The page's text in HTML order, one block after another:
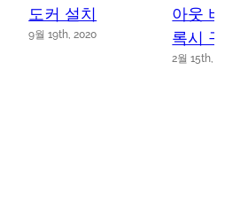
도커 설치
9월 19th, 2020
아웃 바운
록시 구성
2월 15th, 2020